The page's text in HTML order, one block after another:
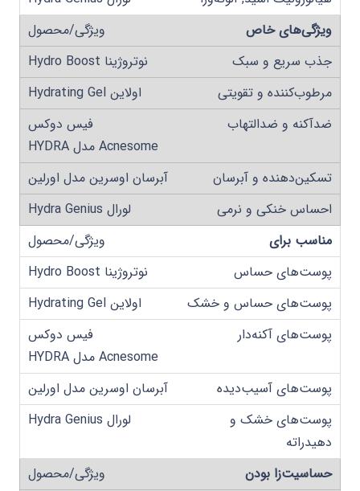
ویژگی‌های خاص
جذب سریع و سبک
مرطوب‌کننده و تقویتی
ضدآکنه و ضدالتهاب
تسکین‌دهنده و آبرسان
احساس خنکی و نرمی
مناسب برای
پوست‌های حساس
پوست‌های حساس و خشک
پوست‌های آکنه‌دار
پوست‌های آسیب‌دیده
پوست‌های خشک و
دهیدراته
حساسیت‌زا بودن